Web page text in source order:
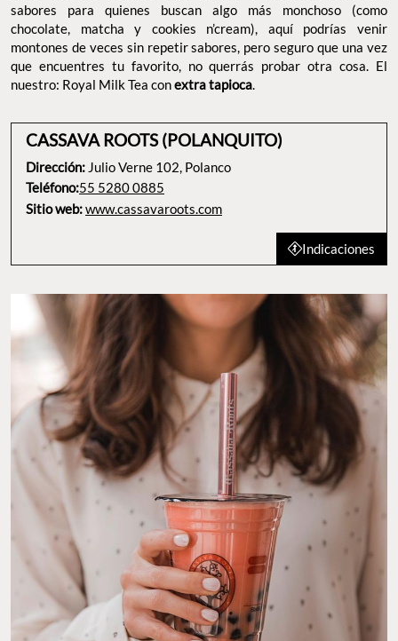
sabores para quienes buscan algo más monchoso (como
chocolate, matcha y cookies n’cream), aquí podrías venir
montones de veces sin repetir sabores, pero seguro que una vez
que encuentres tu favorito, no querrás probar otra cosa. El
nuestro: Royal Milk Tea conextra tapioca.
CASSAVA ROOTS (POLANQUITO)
Dirección: Julio Verne 102, Polanco
Teléfono:55 5280 0885
Sitio web:www.cassavaroots.com
Indicaciones